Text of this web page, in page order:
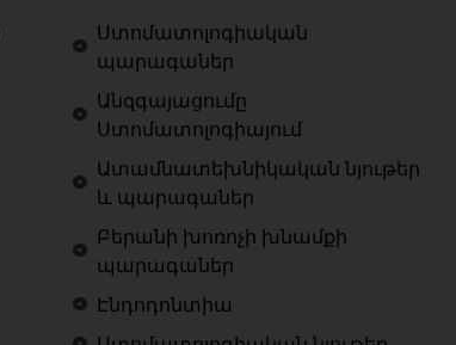
Ստոմատոլոգիական
պարագաներ
Անզգայացումը
Ստոմատոլոգիայում
Ատամնատեխնիկական նյութեր
և պարագաներ
Բերանի խոռոչի խնամքի
պարագաներ
Էնդոդոնտիա